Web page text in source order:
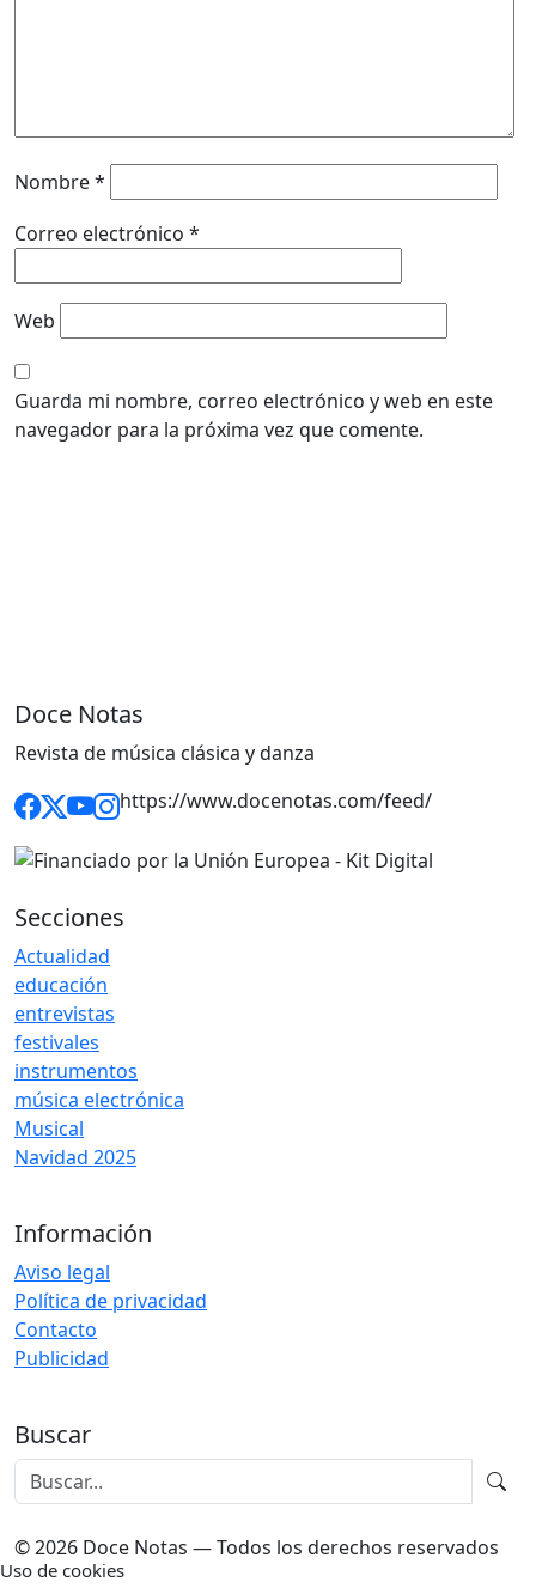
Nombre*
Correo electrónico *
Web
Guarda mi nombre, correo electrónico y web en este
navegador para la próxima vez que comente.
Doce Notas
Revista de música clásica y danza
https://www.docenotas.com/feed/
Secciones
Actualidad
educación
entrevistas
festivales
instrumentos
música electrónica
Musical
Navidad 2025
Información
Aviso legal
Política de privacidad
Contacto
Publicidad
Buscar
© 2026 Doce Notas — Todos los derechos reservados
Uso de cookies